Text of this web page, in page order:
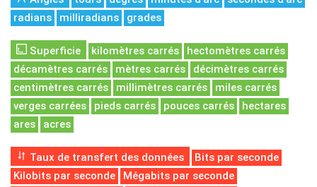
radians
milliradians grades
Superficie kilomètres carrés
hectomètres carrés
décamètres carrés
mètres carrés
décimètres carrés
centimètres carrés
millimètres carrés
miles carrés
verges carrées
pieds carrés pouces carrés
hectares
ares
acres
Taux de transfert des données
Bits par seconde
Kilobits par seconde
Mégabits par seconde